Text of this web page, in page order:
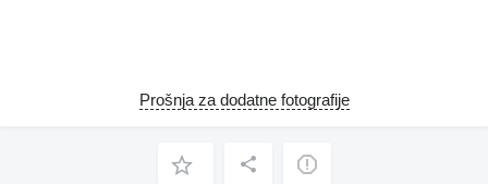
Prošnja za dodatne fotografije